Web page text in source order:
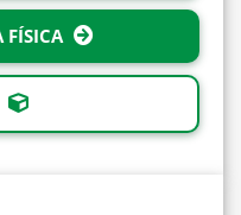
FÍSICA